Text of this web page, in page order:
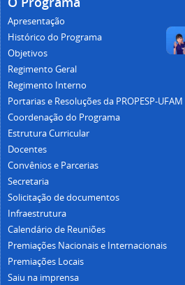
Apresentação
Histórico do Programa
Objetivos
Regimento Geral
Regimento Interno
Portarias e Resoluções da PROPESP-UFAM
Coordenação do Programa
Estrutura Curricular
Docentes
Convênios e Parcerias
Secretaria
Solicitação de documentos
Infraestrutura
Calendário de Reuniões
Premiações Nacionais e Internacionais
Premiações Locais
Saiu na imprensa